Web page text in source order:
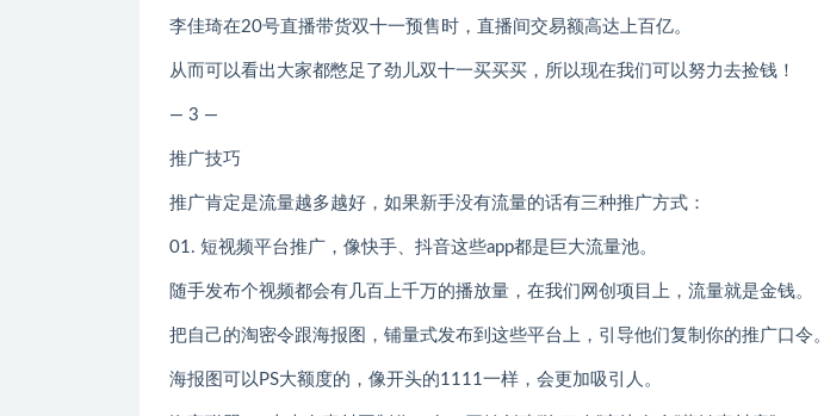
李佳琦在20号直播带货双十一预售时，直播间交易额高达上百亿。
从而可以看出大家都憋足了劲儿双十一买买买，所以现在我们可以努力去捡钱！
— 3 —
推广技巧
推广肯定是流量越多越好，如果新手没有流量的话有三种推广方式：
01. 短视频平台推广，像快手、抖音这些app都是巨大流量池。
随手发布个视频都会有几百上千万的播放量，在我们网创项目上，流量就是金钱。
把自己的淘密令跟海报图，铺量式发布到这些平台上，引导他们复制你的推广口令。
海报图可以PS大额度的，像开头的1111一样，会更加吸引人。